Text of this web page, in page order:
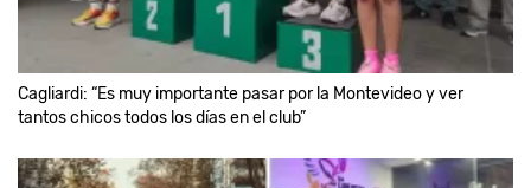
Cagliardi: “Es muy importante pasar por la Montevideo y ver
tantos chicos todos los días en el club”